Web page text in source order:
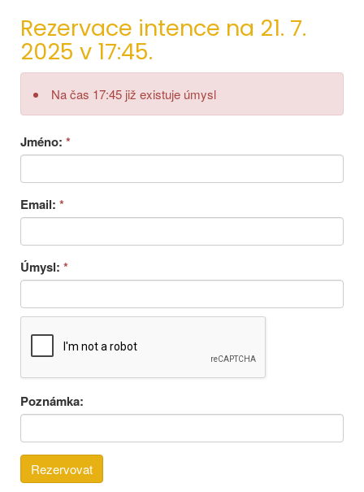
Rezervace intence na 21. 7.
2025 v 17:45.
Na čas 17:45 již existuje úmysl
Jméno: *
Email: *
Úmysl: *
Poznámka: